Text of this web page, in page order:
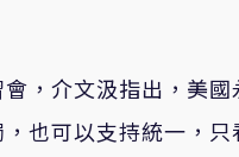
，介文汲指出，美
，也可以支持統一，